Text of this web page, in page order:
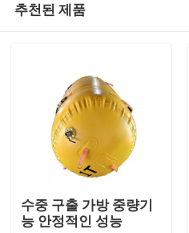
추천된 제품
수중 구출 가방 중량기
능 안정적인 성능